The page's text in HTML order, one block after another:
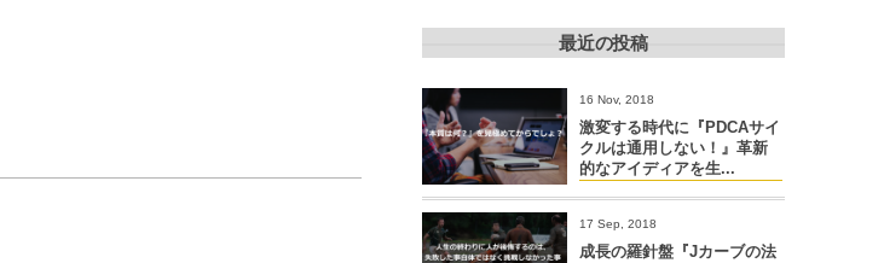
最近の投稿
16 Nov, 2018
激変する時代に『PDCAサイ
クルは通用しない！』革新
的なアイディアを生...
17 Sep, 2018
成長の羅針盤『Jカーブの法